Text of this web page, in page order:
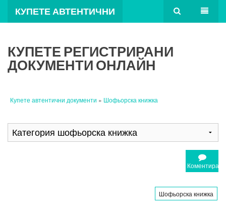
КУПЕТЕ АВТЕНТИЧНИ
КУПЕТЕ РЕГИСТРИРАНИ
ДОКУМЕНТИ ОНЛАЙН
Купете автентични документи » Шофьорска книжка
Шофьорска книжка